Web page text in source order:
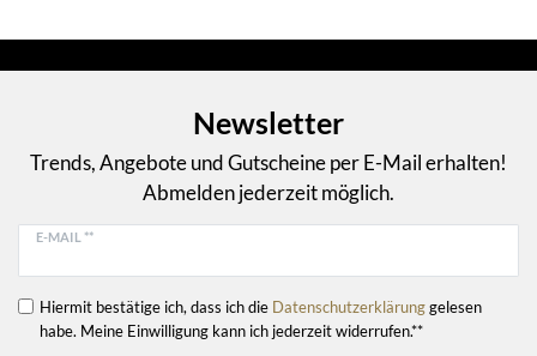
Newsletter
Trends, Angebote und Gutscheine per E-Mail erhalten!
Abmelden jederzeit möglich.
E-MAIL **
Hiermit bestätige ich, dass ich die Daten­schutz­erklärunggelesen
habe. Meine Einwilligung kann ich jederzeit widerrufen.**